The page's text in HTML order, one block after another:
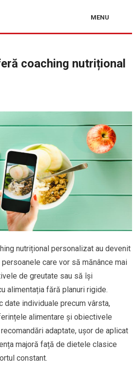
MENU
coaching nutrițional
nutrițional personalizat au devenit
care vor să mănânce mai
de greutate sau să își
alimentația fără planuri rigide.
individuale precum vârsta,
alimentare și obiectivele
adaptate, ușor de aplicat
majoră față de dietele clasice
constant.